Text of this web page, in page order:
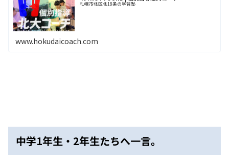
札幌市北区北18条の学習塾
www.hokudaicoach.com
中学1年生・2年生たちへ一言。